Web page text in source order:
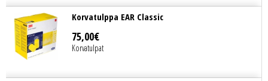
Korvatulppa EAR Classic
75,00€
Korvatulpat